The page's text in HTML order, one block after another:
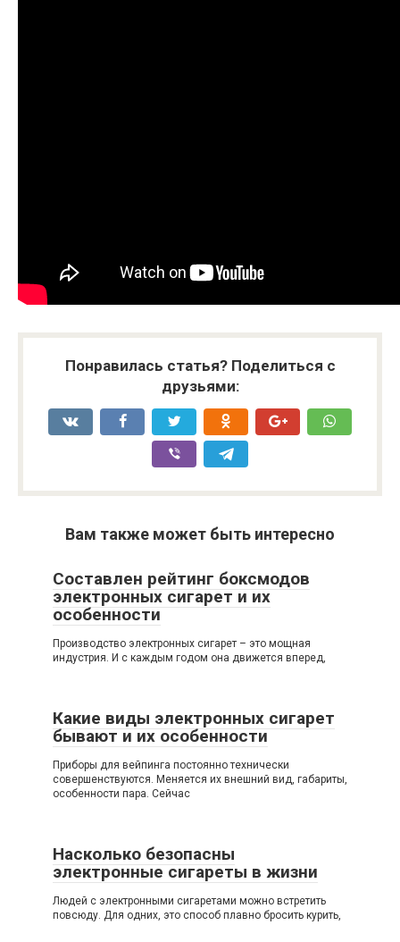
Понравилась статья? Поделиться с
друзьями:
Вам также может быть интересно
Составлен рейтинг боксмодов
электронных сигарет и их
особенности
Производство электронных сигарет – это мощная
индустрия. И с каждым годом она движется вперед,
Какие виды электронных сигарет
бывают и их особенности
Приборы для вейпинга постоянно технически
совершенствуются. Меняется их внешний вид, габариты,
особенности пара. Сейчас
Насколько безопасны
электронные сигареты в жизни
Людей с электронными сигаретами можно встретить
повсюду. Для одних, это способ плавно бросить курить,